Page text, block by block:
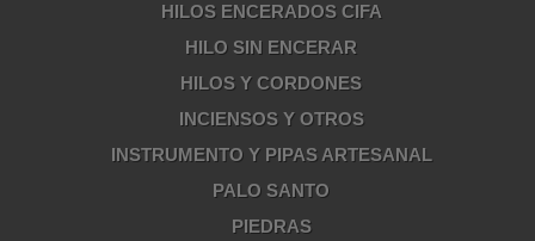
HILOS ENCERADOS CIFA
HILO SIN ENCERAR
HILOS Y CORDONES
INCIENSOS Y OTROS
INSTRUMENTO Y PIPAS ARTESANAL
PALO SANTO
PIEDRAS